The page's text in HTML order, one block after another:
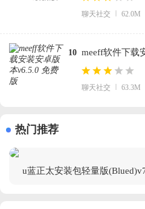
聊天社交 62.0M
10 meeff软件下载
版
聊天社交 63.3M
热门推荐
u蓝正太安装包轻量版